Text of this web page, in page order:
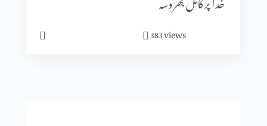
یسوع کی الوہیت کا ظاہر ہونا (حصہ 2)
383views